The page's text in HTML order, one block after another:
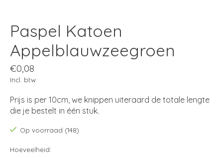
Paspel Katoen
Appelblauwzeegroen
€0,08
Incl. btw
Prijs is per 10cm, we knippen uiteraard de totale lengte
die je bestelt in één stuk.
Op voorraad (148)
Hoeveelheid: